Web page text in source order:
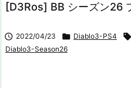
[D3Ros] BB シーズン26
 2022/04/23  Diablo3-PS4 
Diablo3-Season26